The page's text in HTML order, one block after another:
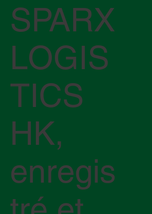
SPARX
LOGIS
TICS
HK,
enregis